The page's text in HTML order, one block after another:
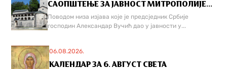
САОПШТЕЊЕ ЗА ЈАВНОСТ МИТРОПОЛИЈЕ...
Поводом низа изјава које је предсједник Србије
господин Александар Вучић дао у јавности у...
06.08.2026.
КАЛЕНДАР ЗА 6. АВГУСТ СВЕТА